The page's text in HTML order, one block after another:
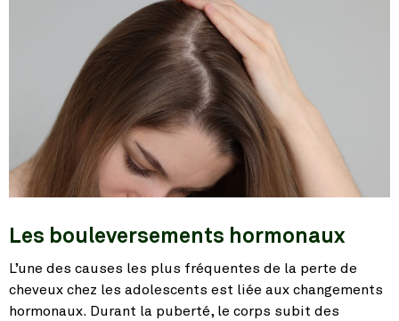
Les bouleversements hormonaux
L’une des causes les plus fréquentes de la perte de
cheveux chez les adolescents est liée aux changements
hormonaux. Durant la puberté, le corps subit des